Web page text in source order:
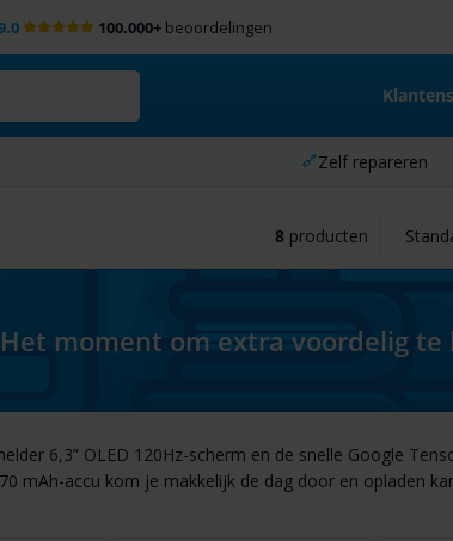
100.000+beoordelingen
Zelf repareren
8 producten
Het moment om extra voordelig te
6,3” OLED 120Hz-scherm en de snelle Google
mAh-accu kom je makkelijk de dag door en opladen